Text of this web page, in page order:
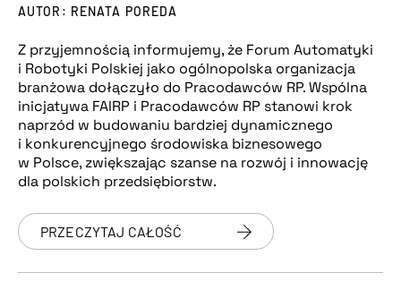
AUTOR: RENATA POREDA
Z przyjemnością informujemy, że Forum Automatyki
i Robotyki Polskiej jako ogólnopolska organizacja
branżowa dołączyło do Pracodawców RP. Wspólna
inicjatywa FAIRP i Pracodawców RP stanowi krok
naprzód w budowaniu bardziej dynamicznego
i konkurencyjnego środowiska biznesowego
w Polsce, zwiększając szanse na rozwój i innowację
dla polskich przedsiębiorstw.
PRZECZYTAJ CAŁOŚĆ